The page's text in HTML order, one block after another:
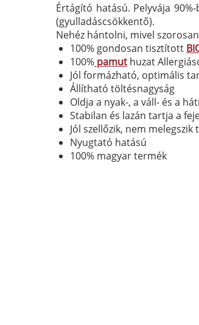
Értágító hatású. Pelyvája
(gyulladáscsökkentő).
Nehéz hántolni, mivel
100% gondosan tisztított
100% pamut huzat
Jól formázható, optimális
Állítható töltésnagyság
Oldja a nyak-, a váll- és a
Stabilan és lazán tartja a
Jól szellőzik, nem melegszik
Nyugtató hatású
100% magyar termék